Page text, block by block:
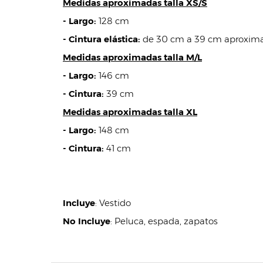
Medidas aproximadas talla XS/S
- Largo: 128 cm
- Cintura elástica: de 30 cm a 39 cm
Medidas aproximadas talla M/L
- Largo: 146 cm
- Cintura: 39 cm
Medidas aproximadas talla XL
- Largo: 148 cm
- Cintura: 41 cm
Incluye: Vestido
No Incluye: Peluca, espada, zapatos